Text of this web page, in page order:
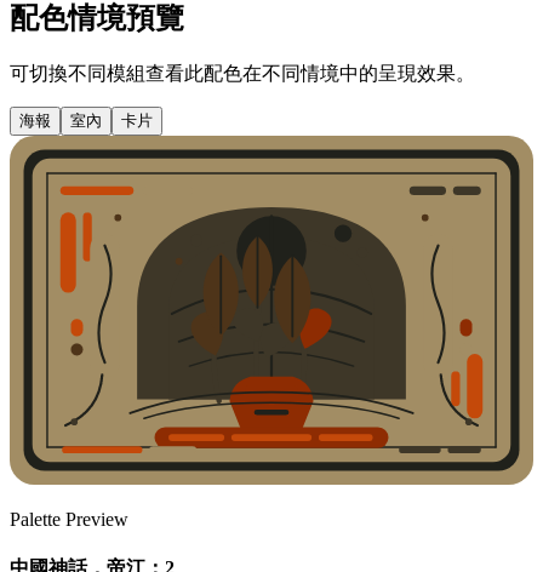
配色情境預覽
可切換不同模組查看此配色在不同情境中的呈現效果。
海報 室內 卡片
Palette Preview
中國神話，帝江：2